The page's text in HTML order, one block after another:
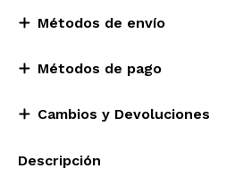
Métodos de envío
Métodos de pago
Cambios y Devoluciones
Descripción